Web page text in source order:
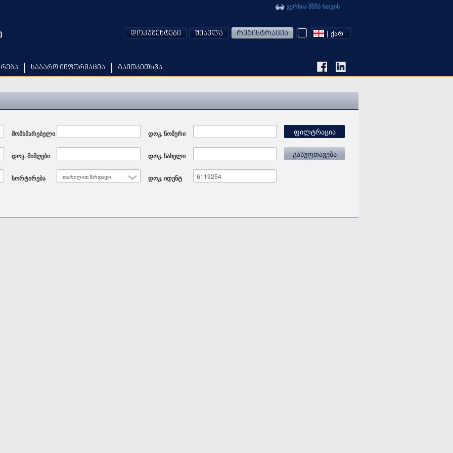
საჯარო ინფორმაცია გამოკითხვა
ვერსია შშმპ-სთვის
დოკუმენტები შესვლა რეგისტრაცია | ᲥᲐᲠ
მომხმარებელი დოკ. ნომერი ფილტრაცია
დოკ. მიმღები დოკ. სახელი გასუფთავება
სორტირება თარიღით ზრდადი დოკ. იდენტ